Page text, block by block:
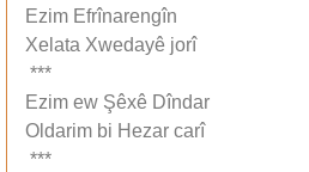
Ezim Efrînarengîn
Xelata Xwedayê jorî
***
Ezim ew Şêxê Dîndar
Oldarim bi Hezar carî
***